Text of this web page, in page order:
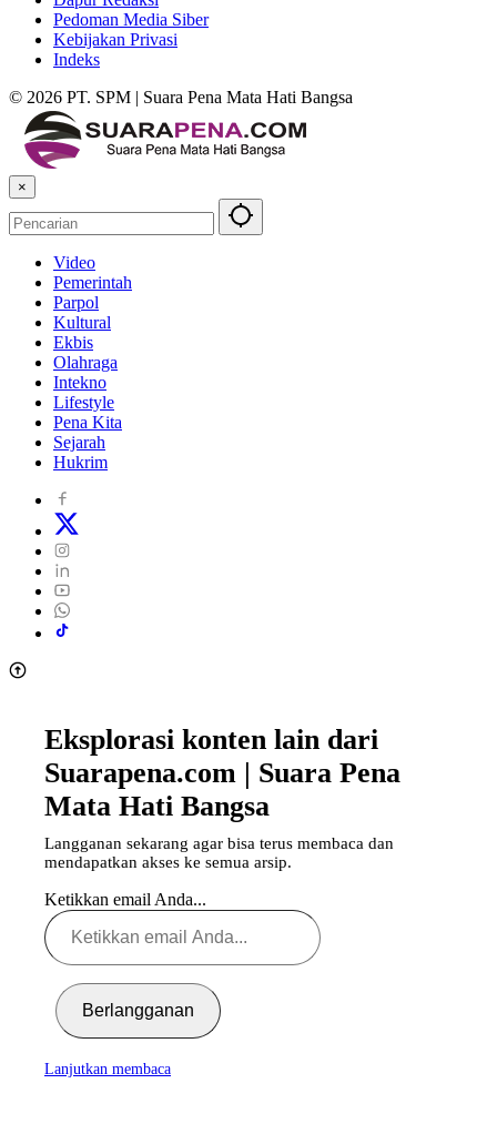
Pedoman Media Siber
Kebijakan Privasi
Indeks
© 2026 PT. SPM | Suara Pena Mata Hati Bangsa
×
Video
Pemerintah
Parpol
Kultural
Ekbis
Olahraga
Intekno
Lifestyle
Pena Kita
Sejarah
Hukrim
Eksplorasi konten lain dari
Suarapena.com | Suara Pena
Mata Hati Bangsa
Langganan sekarang agar bisa terus membaca dan
mendapatkan akses ke semua arsip.
Ketikkan email Anda...
Berlangganan
Lanjutkan membaca